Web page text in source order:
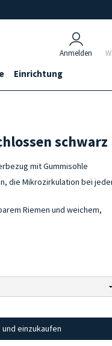
Anmelden
Einrichtung
schwarz
mit Gummisohle
die Mikrozirkulation bei
Riemen und weichem,
einzukaufen